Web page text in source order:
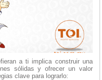
a ti implica construir una
sólidas y ofrecer un valor
clave para lograrlo: